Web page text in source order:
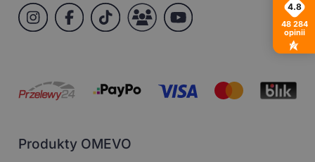
Produkty OMEVO
4.8
48 284
opinii